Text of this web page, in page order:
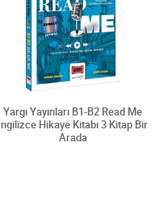
Yargı Yayınları B1-B2 Read Me
İngilizce Hikaye Kitabı 3 Kitap Bir
Arada